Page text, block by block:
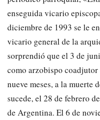
enseguida vicario
diciembre de 1993 se le
vicario general de la
sorprendió que el 3 de
como arzobispo
nueve meses, a la muerte
sucede, el 28 de febrero
de Argentina. El 6 de